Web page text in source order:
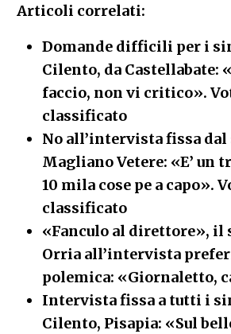
Articoli correlati:
Domande difficili per i
Cilento, da Castellabate:
faccio, non vi critico».
classificato
No all’intervista fissa
Magliano Vetere: «E’ un
10 mila cose pe a capo».
classificato
«Fanculo al direttore», il
Orria all’intervista
polemica: «Giornaletto,
Intervista fissa a tutti i
Cilento, Pisapia: «Sul